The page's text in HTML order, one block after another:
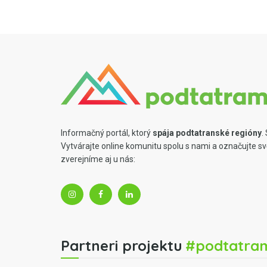
Informačný portál, ktorý spája podtatranské regióny
Vytvárajte online komunitu spolu s nami a označujte
zverejníme aj u nás:
Partneri projektu